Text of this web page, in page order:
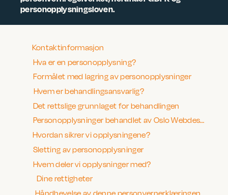
personopplysningsloven.
Kontaktinformasjon
Hva er en personopplysning?
Formålet med lagring av personopplysninger
Hvem er behandlingsansvarlig?
Det rettslige grunnlaget for behandlingen
Personopplysninger behandlet av Oslo Webdesign AS
Hvordan sikrer vi opplysningene?
Sletting av personopplysninger
Hvem deler vi opplysninger med?
Dine rettigheter